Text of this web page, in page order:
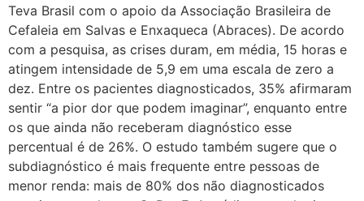
Teva Brasil com o apoio da Associação Brasileira de
Cefaleia em Salvas e Enxaqueca (Abraces). De acordo
com a pesquisa, as crises duram, em média, 15 horas e
atingem intensidade de 5,9 em uma escala de zero a
dez. Entre os pacientes diagnosticados, 35% afirmaram
sentir “a pior dor que podem imaginar”, enquanto entre
os que ainda não receberam diagnóstico esse
percentual é de 26%. O estudo também sugere que o
subdiagnóstico é mais frequente entre pessoas de
menor renda: mais de 80% dos não diagnosticados